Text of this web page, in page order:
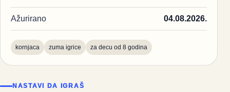
Ažurirano 04.08.2026.
kornjaca zuma igrice za decu od 8 godina
NASTAVI DA IGRAŠ